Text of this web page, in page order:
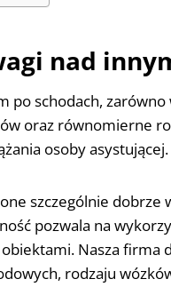
nad
schodach,
oraz równomierne
osoby asystującej.
szczególnie
pozwala na
Nasza firma
rodzaju